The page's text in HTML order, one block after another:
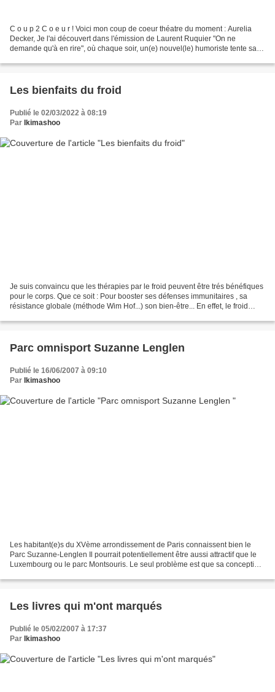
C o u p 2 C o e u r ! Voici mon coup de coeur théatre du moment : Aurelia
Decker, Je l'ai découvert dans l'émission de Laurent Ruquier "On ne
demande qu'à en rire", où chaque soir, un(e) nouvel(le) humoriste tente sa
Les bienfaits du froid
Publié le 02/03/2022 à 08:19
Par Ikimashoo
Je suis convaincu que les thérapies par le froid peuvent être trés bénéfiques
pour le corps. Que ce soit : Pour booster ses défenses immunitaires , sa
résistance globale (méthode Wim Hof...) son bien-être... En effet, le froid
Parc omnisport Suzanne Lenglen
Publié le 16/06/2007 à 09:10
Par Ikimashoo
Les habitant(e)s du XVème arrondissement de Paris connaissent bien le
Parc Suzanne-Lenglen Il pourrait potentiellement être aussi attractif que le
Luxembourg ou le parc Montsouris. Le seul problème est que sa conception
Les livres qui m'ont marqués
Publié le 05/02/2007 à 17:37
Par Ikimashoo